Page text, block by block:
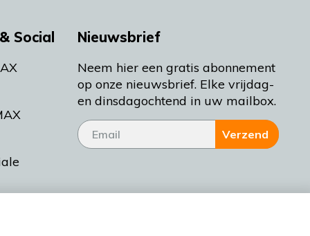
Social Nieuwsbrief
Neem hier een gratis abonnement
op onze nieuwsbrief. Elke vrijdag-
en dinsdagochtend in uw mailbox.
Verzend